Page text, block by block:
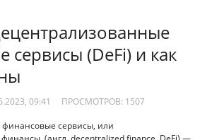
сервисы (DeFi) и как
09:41 ПРОСМОТРОВ: 1507
сервисы, или